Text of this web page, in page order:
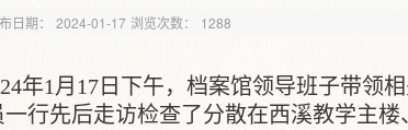
日期： 2024-01-17 浏览次数： 1288
年1 月 17 日下午，档案馆领导班子带领
行先后走访检查了分散在西溪教学主楼